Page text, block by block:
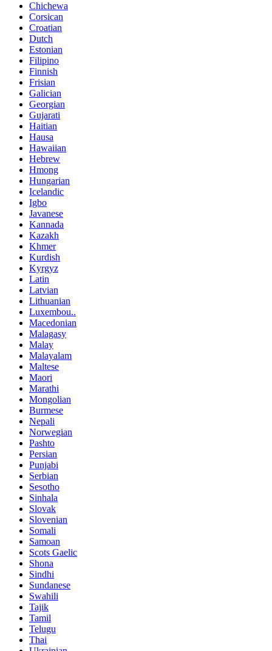
Chichewa
Corsican
Croatian
Dutch
Estonian
Filipino
Finnish
Frisian
Galician
Georgian
Gujarati
Haitian
Hausa
Hawaiian
Hebrew
Hmong
Hungarian
Icelandic
Igbo
Javanese
Kannada
Kazakh
Khmer
Kurdish
Kyrgyz
Latin
Latvian
Lithuanian
Luxembou..
Macedonian
Malagasy
Malay
Malayalam
Maltese
Maori
Marathi
Mongolian
Burmese
Nepali
Norwegian
Pashto
Persian
Punjabi
Serbian
Sesotho
Sinhala
Slovak
Slovenian
Somali
Samoan
Scots Gaelic
Shona
Sindhi
Sundanese
Swahili
Tajik
Tamil
Telugu
Thai